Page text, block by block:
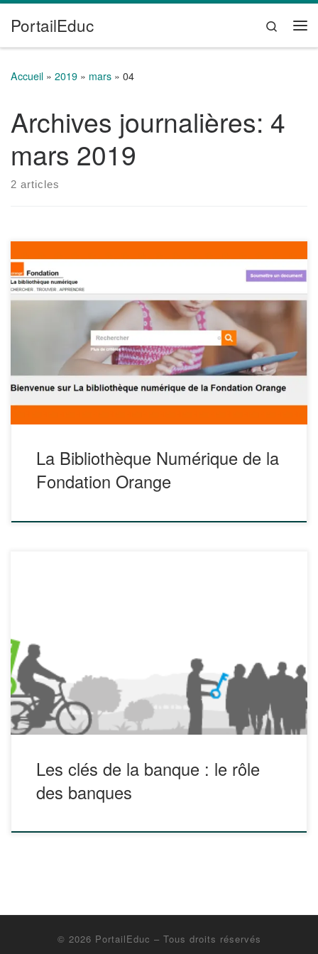
Passer au contenu
PortailEduc
Search
Accueil » 2019 » mars » 04
Archives journalières: 4
mars 2019
2 articles
La bibliothèque numérique de la Fondation Orange
regroupe des contenus pédagogiques, en accès libre et
gratuits. Tous les contenus sont consultables et
téléchargeables sans inscription. En vous inscrivant, vous
pourrez créer des favoris et proposer des nouveaux
contenus à condition qu’ils soient également gratuits et
accessibles à tous. Les documents […]
La Bibliothèque Numérique de la
Fondation Orange
numériques pour développer les connaissances et
compétences suffisantes pour comprendre les aspects
financiers de la vie au quotidien. Ces kits permettent
d’approfondir les connaissances sur le rôle […]
Les clés de la banque : le rôle
des banques
© 2026 PortailEduc – Tous droits réservés